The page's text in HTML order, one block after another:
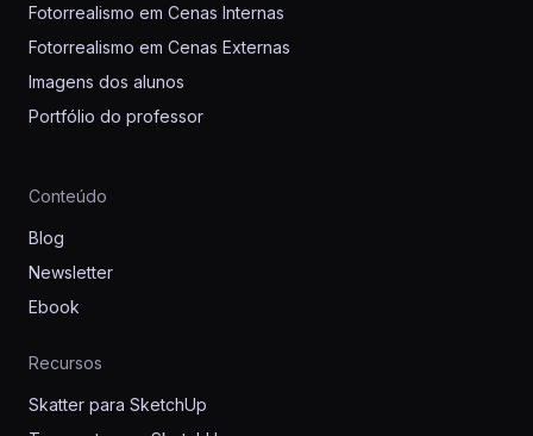
Fotorrealismo em Cenas Internas
Fotorrealismo em Cenas Externas
Imagens dos alunos
Portfólio do professor
Conteúdo
Blog
Newsletter
Ebook
Recursos
Skatter para SketchUp